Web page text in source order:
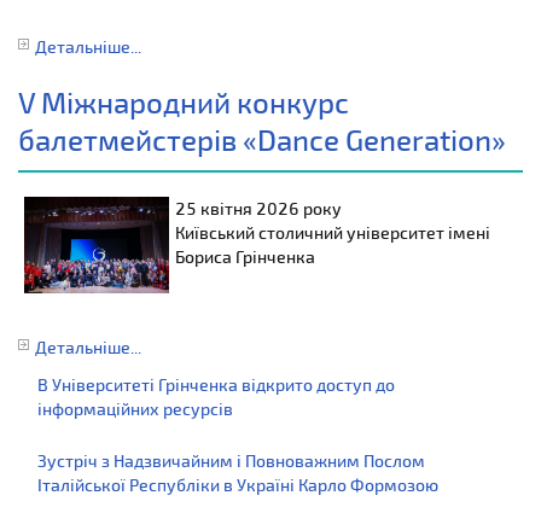
Детальніше...
V Міжнародний конкурс
балетмейстерів «Dance Generation»
25 квітня 2026 року
Київський столичний університет імені
Бориса Грінченка
Детальніше...
В Університеті Грінченка відкрито доступ до
інформаційних ресурсів
Зустріч з Надзвичайним і Повноважним Послом
Італійської Республіки в Україні Карло Формозою